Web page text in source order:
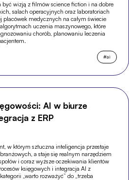
być wizją z filmów science fiction i na dobre
salach operacyjnych oraz laboratoriach
placówek medycznych na całym świecie
uczenia maszynowego, które
chorób, planowaniu leczenia
#ai
AI w biurze
z ERP
w którym sztuczna inteligencja przestaje
a staje się realnym narzędziem
i coraz wyższe oczekiwania klientów
księgowych i integracja AI z
„warto rozważyć” do „trzeba